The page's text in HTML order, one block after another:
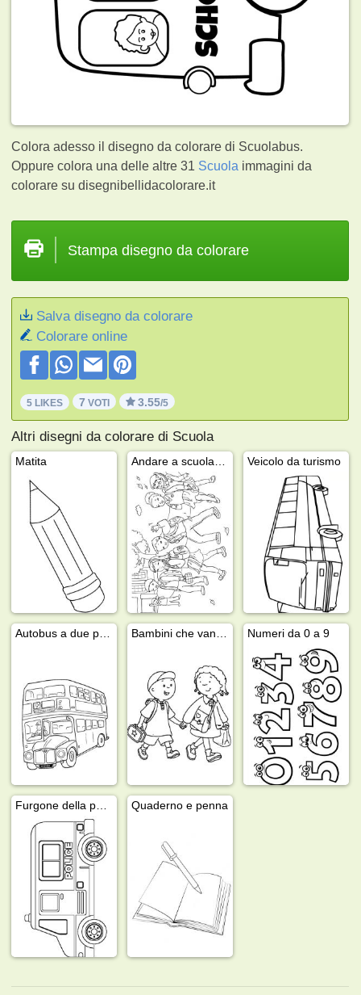
Colora adesso il disegno da colorare di Scuolabus.
Oppure colora una delle altre 31 Scuola immagini da
colorare su disegnibellidacolorare.it
Stampa disegno da colorare
Salva disegno da colorare
Colorare online
5 LIKES 7 VOTI 3.55/5
Altri disegni da colorare di Scuola
Matita Veicolo da turismo
Numeri da 0 a 9
Quaderno e penna